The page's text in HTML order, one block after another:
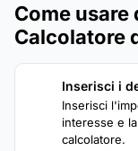
Come
Calcolatore
Inserisci i
Inserisci
interesse e
calcolatore.